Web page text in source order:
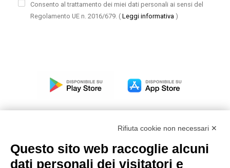
Consento al trattamento dei miei dati personali ai sensi del
Regolamento UE n. 2016/679. ( Leggi informativa )
Modello organizzativo, gestione e controllo – D. lgs.
231/2001
Rifiuta cookie non necessari ✕
Questo sito web raccoglie alcuni
dati personali dei visitatori e